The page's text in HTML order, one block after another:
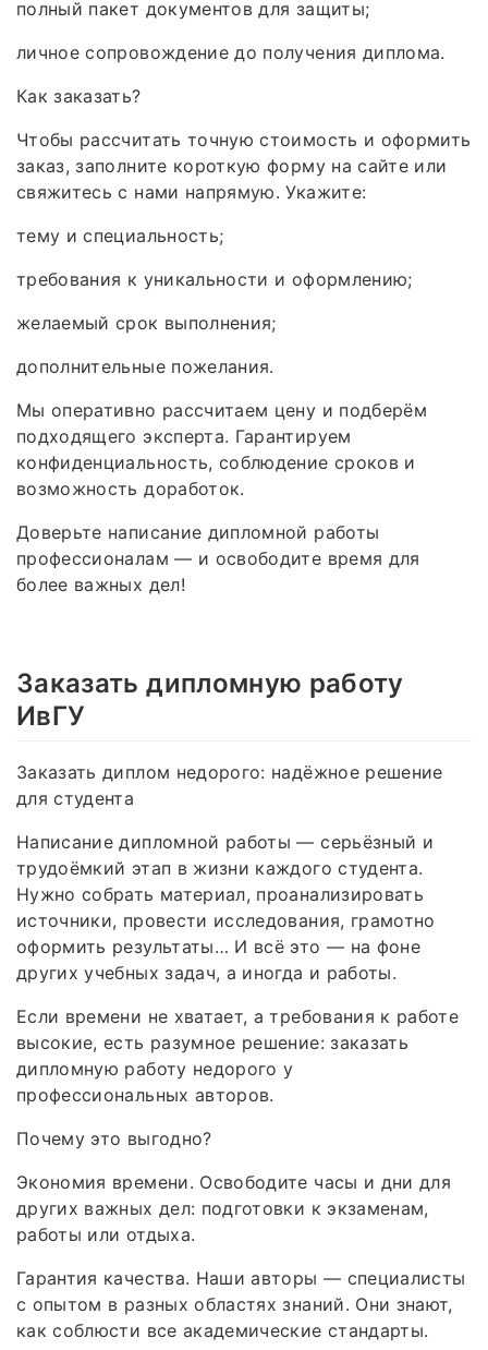
полный пакет документов для защиты;
личное сопровождение до получения диплома.
Как заказать?
Чтобы рассчитать точную стоимость и оформить
заказ, заполните короткую форму на сайте или
свяжитесь с нами напрямую. Укажите:
тему и специальность;
требования к уникальности и оформлению;
желаемый срок выполнения;
дополнительные пожелания.
Мы оперативно рассчитаем цену и подберём
подходящего эксперта. Гарантируем
конфиденциальность, соблюдение сроков и
возможность доработок.
Доверьте написание дипломной работы
профессионалам — и освободите время для
более важных дел!
Заказать дипломную работу
ИвГУ
Заказать диплом недорого: надёжное решение
для студента
Написание дипломной работы — серьёзный и
трудоёмкий этап в жизни каждого студента.
Нужно собрать материал, проанализировать
источники, провести исследования, грамотно
оформить результаты… И всё это — на фоне
других учебных задач, а иногда и работы.
Если времени не хватает, а требования к работе
высокие, есть разумное решение: заказать
дипломную работу недорого у
профессиональных авторов.
Почему это выгодно?
Экономия времени. Освободите часы и дни для
других важных дел: подготовки к экзаменам,
работы или отдыха.
Гарантия качества. Наши авторы — специалисты
с опытом в разных областях знаний. Они знают,
как соблюсти все академические стандарты.